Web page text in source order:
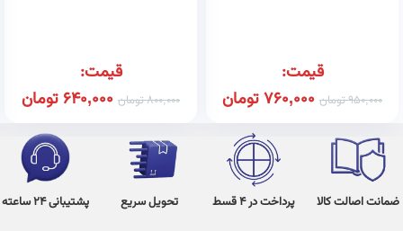
قیمت:
950,000تومان 760,000تومان
قیمت:
800,000تومان 640,000 تومان
ضمانت اصالت کالا پرداخت در 4 قسط تحویل سریع پشتیبانی 24 ساعته